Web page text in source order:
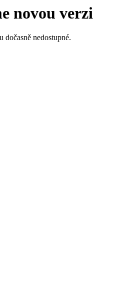
novou verzi
dočasně nedostupné.